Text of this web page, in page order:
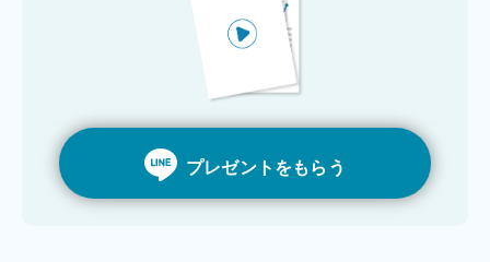
プレゼントをもらう